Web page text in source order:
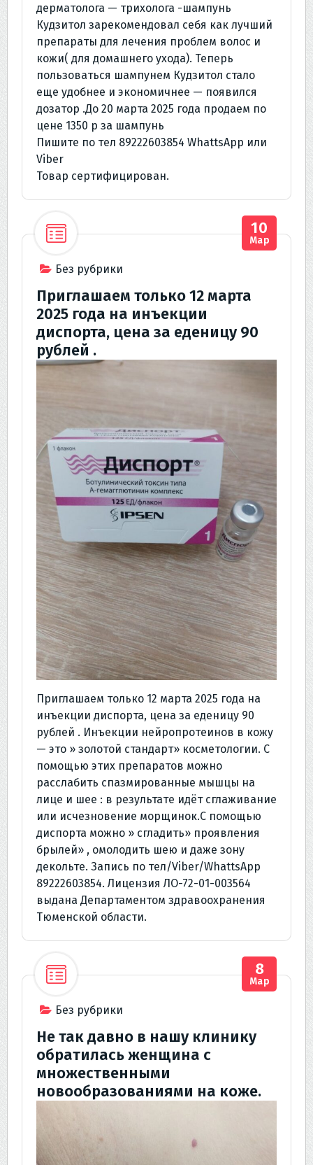
дерматолога — трихолога -шампунь
Кудзитол зарекомендовал себя как лучший
препараты для лечения проблем волос и
кожи( для домашнего ухода). Теперь
пользоваться шампунем Кудзитол стало
еще удобнее и экономичнее — появился
дозатор .До 20 марта 2025 года продаем по
цене 1350 р за шампунь
Пишите по тел 89222603854 WhattsApp или
Viber
Товар сертифицирован.
Без рубрики
10
Мар
Приглашаем только 12 марта
2025 года на инъекции
диспорта, цена за еденицу 90
рублей .
Приглашаем только 12 марта 2025 года на
инъекции диспорта, цена за еденицу 90
рублей . Инъекции нейропротеинов в кожу
— это » золотой стандарт» косметологии. С
помощью этих препаратов можно
расслабить спазмированные мышцы на
лице и шее : в результате идёт сглаживание
или исчезновение морщинок.С помощью
диспорта можно » сгладить» проявления
брылей» , омолодить шею и даже зону
декольте. Запись по тел/Viber/WhattsApp
89222603854. Лицензия ЛО-72-01-003564
выдана Департаментом здравоохранения
Тюменской области.
Без рубрики
8
Мар
Не так давно в нашу клинику
обратилась женщина с
множественными
новообразованиями на коже.